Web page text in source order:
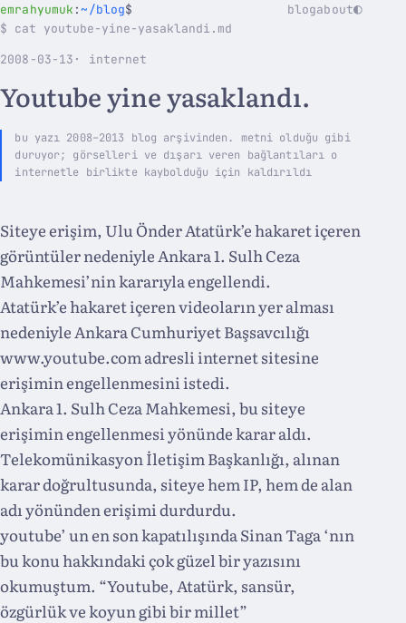
emrahyumuk : ~/blog$ blogabout◐
$ cat youtube-yine-yasaklandi.md
2008-03-13 · internet
Youtube yine yasaklandı.
bu yazı 2008–2013 blog arşivinden. metni olduğu gibi
duruyor; görselleri ve dışarı veren bağlantıları o
internetle birlikte kaybolduğu için kaldırıldı
Siteye erişim, Ulu Önder Atatürk’e hakaret içeren
görüntüler nedeniyle Ankara 1. Sulh Ceza
Mahkemesi’nin kararıyla engellendi.
Atatürk’e hakaret içeren videoların yer alması
nedeniyle Ankara Cumhuriyet Başsavcılığı
www.youtube.com adresli internet sitesine
erişimin engellenmesini istedi.
Ankara 1. Sulh Ceza Mahkemesi, bu siteye
erişimin engellenmesi yönünde karar aldı.
Telekomünikasyon İletişim Başkanlığı, alınan
karar doğrultusunda, siteye hem IP, hem de alan
adı yönünden erişimi durdurdu.
youtube’ un en son kapatılışında Sinan Taga ‘nın
bu konu hakkındaki çok güzel bir yazısını
okumuştum. “Youtube, Atatürk, sansür,
özgürlük ve koyun gibi bir millet”